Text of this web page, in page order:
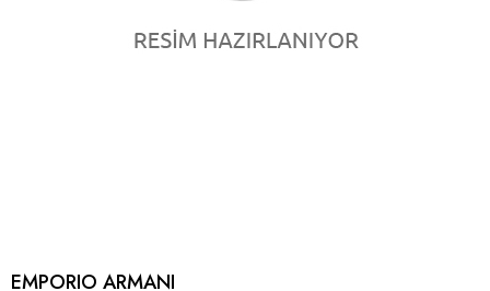
EMPORIO ARMANI